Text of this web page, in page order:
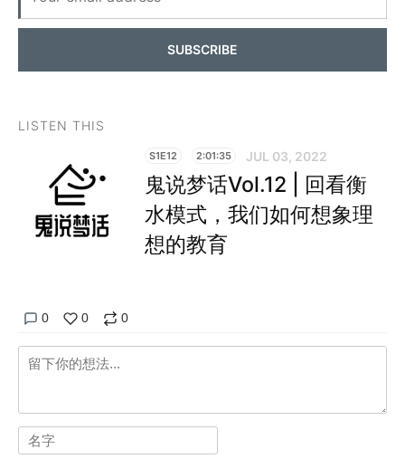
SUBSCRIBE
LISTEN THIS
S1E12 2:01:35 JUL 03, 2022
鬼说梦话Vol.12 | 回看衡
水模式，我们如何想象理
想的教育